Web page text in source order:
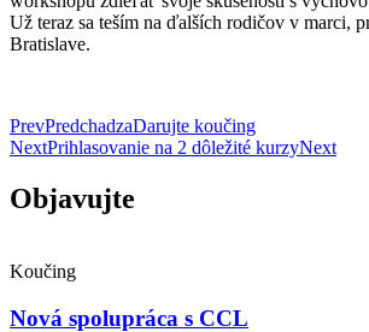
Už teraz sa teším na ďalších rodičov v marci,
Bratislave.
PrevPredchadzaDarujte koučing
NextPrihlasovanie na 2 dôležité kurzyNext
Objavujte
Koučing
Nová spolupráca s CCL